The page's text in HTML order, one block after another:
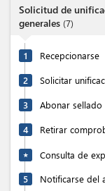
Solicitud de
generales (7)
1 Recepcionarse
2 Solicitar
3 Abonar sellado
4 Retirar
★ Consulta de
5 Notificarse del